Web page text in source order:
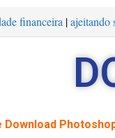
financeira |ajeitando
Download